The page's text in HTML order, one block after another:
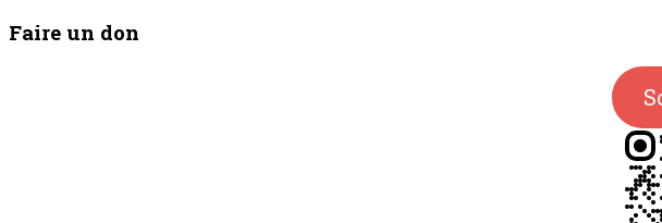
Faire un don